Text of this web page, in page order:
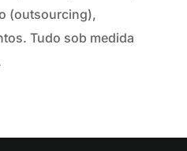
(outsourcing),
Tudo sob medida